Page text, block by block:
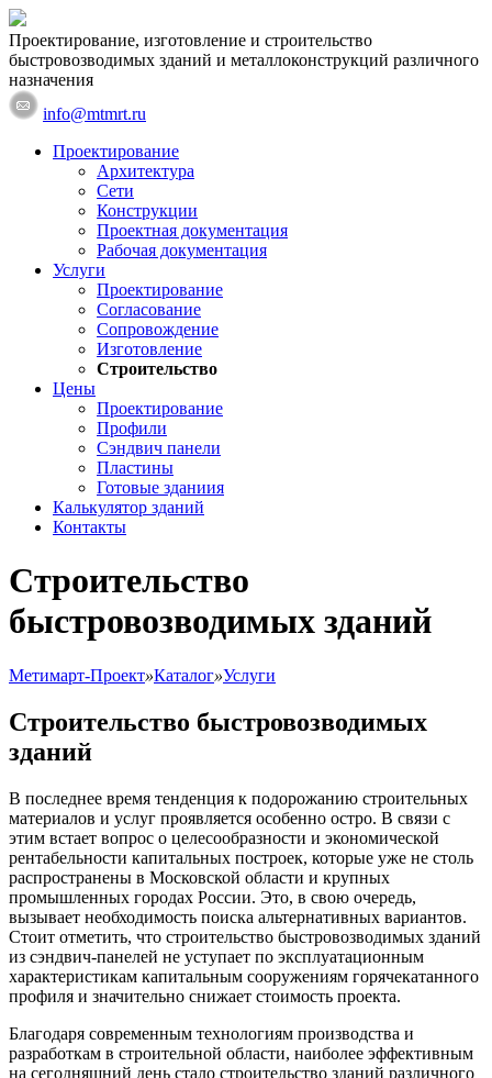
Проектирование, изготовление и строительство
быстровозводимых зданий и металлоконструкций различного
назначения
info@mtmrt.ru
Проектирование
Архитектура
Сети
Конструкции
Проектная документация
Рабочая документация
Услуги
Проектирование
Согласование
Сопровождение
Изготовление
Строительство
Цены
Проектирование
Профили
Сэндвич панели
Пластины
Готовые зданиия
Калькулятор зданий
Контакты
Строительство
быстровозводимых зданий
Метимарт-Проект»Каталог»Услуги
Строительство быстровозводимых
зданий
В последнее время тенденция к подорожанию строительных
материалов и услуг проявляется особенно остро. В связи с
этим встает вопрос о целесообразности и экономической
рентабельности капитальных построек, которые уже не столь
распространены в Московской области и крупных
промышленных городах России. Это, в свою очередь,
вызывает необходимость поиска альтернативных вариантов.
Стоит отметить, что строительство быстровозводимых зданий
из сэндвич-панелей не уступает по эксплуатационным
характеристикам капитальным сооружениям горячекатанного
профиля и значительно снижает стоимость проекта.
Благодаря современным технологиям производства и
разработкам в строительной области, наиболее эффективным
на сегодняшний день стало строительство зданий различного